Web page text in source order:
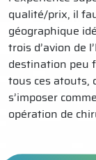
qualité/prix, il
géographique
trois d’avion de
destination peu
tous ces atouts,
s’imposer
opération de